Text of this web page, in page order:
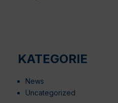
KATEGORIE
News
Uncategorized